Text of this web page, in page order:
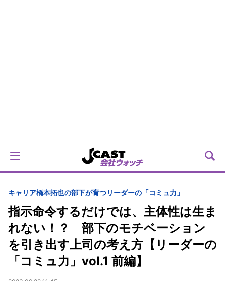
キャリア橋本拓也の部下が育つリーダーの「コミュ力」
指示命令するだけでは、主体性は生ま
れない！？ 部下のモチベーション
を引き出す上司の考え方【リーダーの
「コミュ力」vol.1 前編】